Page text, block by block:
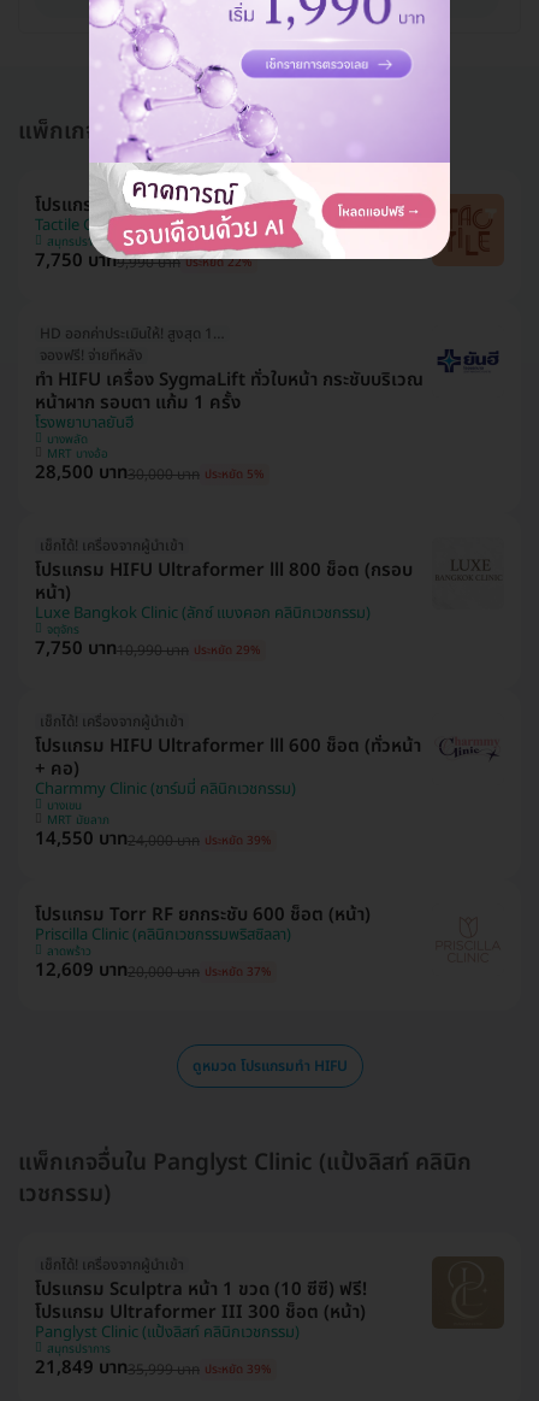
แพ็กเกจอื่นใน โปรแกรมทำ HIFU
โปรแกรม HIFU M 300 ช็อต (หน้า)
Tactile Clinic (ทัคทาย คลินิกเวชกรรม)
สมุทรปราการ
7,750 บาท9,990 บาท ประหยัด 22%
HD ออกค่าประเมินให้! สูงสุด 1000 บ.
จองฟรี! จ่ายทีหลัง
ทำ HIFU เครื่อง SygmaLift ทั่วใบหน้า กระชับบริเวณ
หน้าผาก รอบตา แก้ม 1 ครั้ง
โรงพยาบาลยันฮี
บางพลัด
MRT บางอ้อ
28,500 บาท30,000 บาท ประหยัด 5%
เช็กได้! เครื่องจากผู้นำเข้า
โปรแกรม HIFU Ultraformer lll 800 ช็อต (กรอบ
หน้า)
Luxe Bangkok Clinic (ลักซ์ แบงคอก คลินิกเวชกรรม)
จตุจักร
7,750 บาท10,990 บาท ประหยัด 29%
เช็กได้! เครื่องจากผู้นำเข้า
โปรแกรม HIFU Ultraformer lll 600 ช็อต (ทั่วหน้า
+ คอ)
Charmmy Clinic (ชาร์มมี่ คลินิกเวชกรรม)
บางเขน
MRT มัยลาภ
14,550 บาท24,000 บาท ประหยัด 39%
โปรแกรม Torr RF ยกกระชับ 600 ช็อต (หน้า)
Priscilla Clinic (คลินิกเวชกรรมพริสซิลลา)
ลาดพร้าว
12,609 บาท20,000 บาท ประหยัด 37%
ดูหมวด โปรแกรมทำ HIFU
แพ็กเกจอื่นใน Panglyst Clinic (แป้งลิสท์ คลินิก
เวชกรรม)
เช็กได้! เครื่องจากผู้นำเข้า
โปรแกรม Sculptra หน้า 1 ขวด (10 ซีซี) ฟรี!
โปรแกรม Ultraformer III 300 ช็อต (หน้า)
Panglyst Clinic (แป้งลิสท์ คลินิกเวชกรรม)
สมุทรปราการ
21,849 บาท35,999 บาท ประหยัด 39%